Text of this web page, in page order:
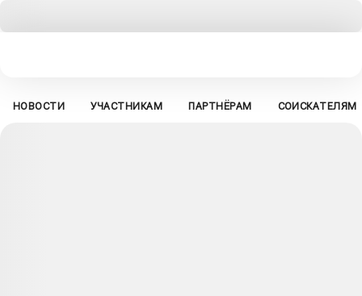
НОВОСТИ УЧАСТНИКАМ ПАРТНЁРАМ СОИСКАТЕЛЯМ